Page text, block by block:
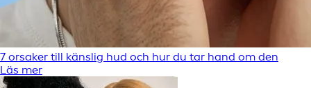
7 orsaker till känslig hud och hur du tar hand om den
Läs mer